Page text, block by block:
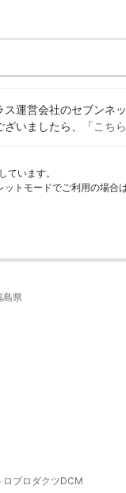
運営会社のセブンネ
ざいましたら、「こちら
ています。
トモードでご利用の場
島県
ロプロダクツDCM